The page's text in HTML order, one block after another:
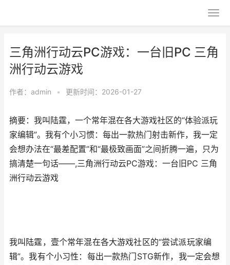
三角洲行动云PC游戏：一台旧PC 三角
洲行动云游戏
作者： admin • 更新时间：2026-01-27
摘要：我叫陆霆，一个常年混在各大游戏社区的“体验派玩
家编辑”。我有个小习惯：每出一款热门射击新作，我一定
会想办法在“最差配置”和“最极致画面”之间折腾一遍，只为
搞清楚一句话——,三角洲行动云PC游戏：一台旧PC 三角
洲行动云游戏
我叫陆霆，壹个常年混在各大游戏社区的“尝试派玩家编
辑”。我有个小习性：每出一款热门STG新作，我一定会想